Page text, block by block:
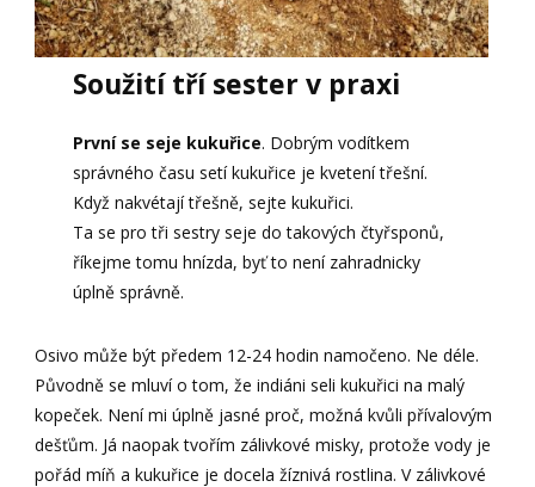
Soužití tří sester v praxi
První se seje kukuřice. Dobrým vodítkem
správného času setí kukuřice je kvetení třešní.
Když nakvétají třešně, sejte kukuřici.
Ta se pro tři sestry seje do takových čtyřsponů,
říkejme tomu hnízda, byť to není zahradnicky
úplně správně.
Osivo může být předem 12-24 hodin namočeno. Ne déle.
Původně se mluví o tom, že indiáni seli kukuřici na malý
kopeček. Není mi úplně jasné proč, možná kvůli přívalovým
dešťům. Já naopak tvořím zálivkové misky, protože vody je
pořád míň a kukuřice je docela žíznivá rostlina. V zálivkové